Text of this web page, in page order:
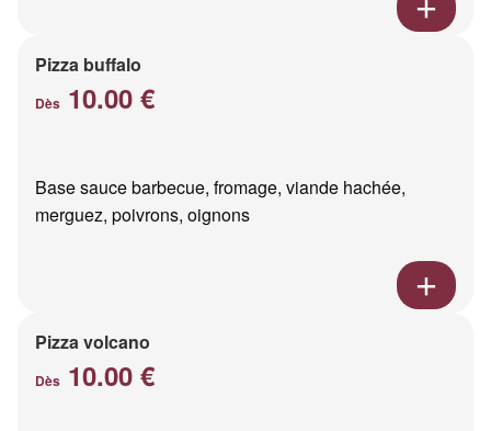
Pizza buffalo
Dès 10.00 €
Base sauce barbecue, fromage, viande hachée,
merguez, poivrons, oignons
Pizza volcano
Dès 10.00 €